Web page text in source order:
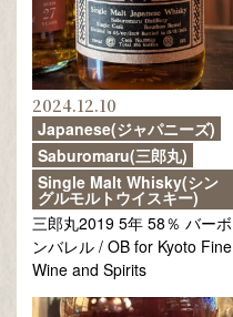
2024.12.10
Japanese(ジャパニーズ)
Saburomaru(三郎丸)
Single Malt Whisky(シン
グルモルトウイスキー)
三郎丸2019 5年 58％ バーボ
ンバレル / OB for Kyoto Fine
Wine and Spirits